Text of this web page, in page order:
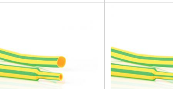
e ideales para aplicaciones de baja tensión
tubos flexibles con una gran versatilidad que a